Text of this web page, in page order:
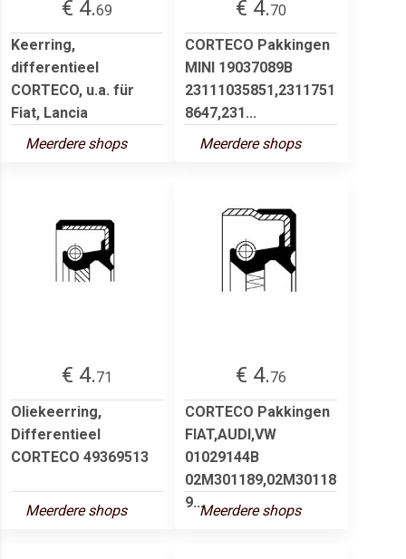
€ 4.69
Keerring,
differentieel
CORTECO, u.a. für
Fiat, Lancia
Meerdere shops
€ 4.70
CORTECO Pakkingen
MINI 19037089B
23111035851,2311751
8647,231...
Meerdere shops
€ 4.71
Oliekeerring,
Differentieel
CORTECO 49369513
Meerdere shops
€ 4.76
CORTECO Pakkingen
FIAT,AUDI,VW
01029144B
02M301189,02M30118
9...Meerdere shops